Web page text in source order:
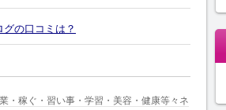
の口コミは？
・稼ぐ・習い事・学習・美容・健康等々ネ